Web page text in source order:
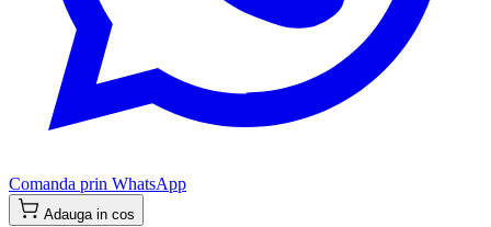
Comanda prin WhatsApp
Adauga in cos